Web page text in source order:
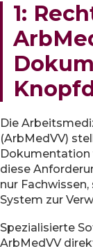
1:
Die
(ArbMedVV)
Dokumentation
diese
nur
System zur
Spezialisierte
ArbMedVV